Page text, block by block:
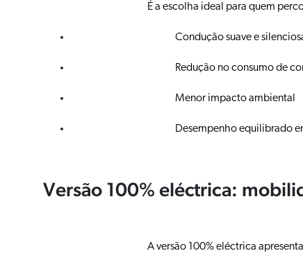
É a escolha ideal para quem
Condução suave e
Redução no consumo de
Menor impacto ambiental
Desempenho equilibrado
Versão 100% eléctrica:
A versão 100% eléctrica